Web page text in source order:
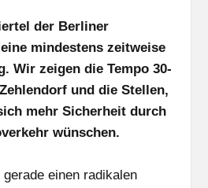
der Berliner
mindestens zeitweise
Wir zeigen die Tempo 30-
und die Stellen,
mehr Sicherheit durch
wünschen.
einen radikalen